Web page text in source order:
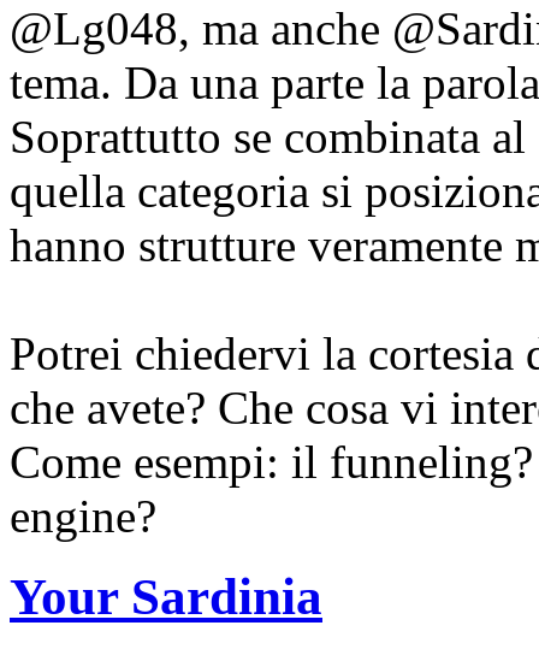
@Lg048, ma anche
tema. Da una parte la
Soprattutto se combinata
quella categoria si
hanno strutture veramente
Potrei chiedervi la
che avete? Che cosa vi
Come esempi: il
engine?
Your Sardinia